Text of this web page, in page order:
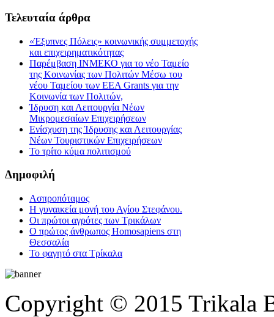
Τελευταία άρθρα
«Έξυπνες Πόλεις» κοινωνικής συμμετοχής
και επιχειρηματικότητας
Παρέμβαση ΙΝΜΕΚΟ για το νέο Ταμείο
της Κοινωνίας των Πολιτών Μέσω του
νέου Ταμείου των ΕΕΑ Grants για την
Κοινωνία των Πολιτών,
Ίδρυση και Λειτουργία Νέων
Μικρομεσαίων Επιχειρήσεων
Ενίσχυση της Ίδρυσης και Λειτουργίας
Νέων Τουριστικών Επιχειρήσεων
Το τρίτο κύμα πολιτισμού
Δημοφιλή
Ασπροπόταμος
Η γυναικεία μονή του Αγίου Στεφάνου.
Οι πρώτοι αγρότες των Τρικάλων
Ο πρώτος άνθρωπος Homosapiens στη
Θεσσαλία
Το φαγητό στα Τρίκαλα
Copyright © 2015 Trikala